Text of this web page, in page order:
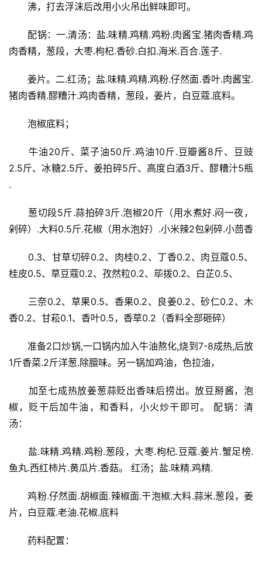
沸，打去浮沫后改用小火吊出鲜味即可。
配锅：一.清汤：盐.味精.鸡精.鸡粉.肉酱宝.猪肉香精.鸡
肉香精，葱段，大枣.枸杞.香砂.白扣.海米.百合.莲子.
姜片。二.红汤；盐.味精.鸡精.鸡粉.仔然面.香叶.肉酱宝.
猪肉香精.醪糟汁.鸡肉香精，葱段，姜片，白豆蔻.底料。
泡椒底料；
牛油20斤、菜子油50斤.鸡油10斤.豆瓣酱8斤、豆豉
2.5斤、冰糖2.5斤、姜拍碎5斤、高度白酒3斤、醪糟汁5瓶
.
葱切段5斤.蒜拍碎3斤.泡椒20斤（用水煮好.闷一夜，
剁碎）.大料0.5斤.花椒（用水泡好）.小米辣2包剁碎.小茴香
0.3、甘草切碎0.2、肉桂0.2、丁香0.2、肉豆蔻0.5、
桂皮0.5、草豆蔻0.2、孜然粒0.2、荜拨0.2、白芷0.5、
三奈0.2、草果0.5、香果0.2、良姜0.2、砂仁0.2、木
香0.2、甘菘0.1、香叶0.5，香草0.2（香料全部砸碎）
准备2口炒锅,一口锅内加入牛油熬化,烧到7-8成热,后放
1斤香菜.2斤洋葱.除膻味。另一锅加鸡油，色拉油，
加至七成热放姜葱蒜贬出香味后捞出。放豆掰酱，泡
椒，贬干后加牛油，和香料，小火炒干即可。 配锅：清
汤：
盐.味精.鸡精.鸡粉.葱段，大枣.枸杞.豆蔻.姜片.蟹足榜.
鱼丸.西红柿片.黄瓜片.香菇。 红汤；盐.味精.鸡精.
鸡粉.仔然面.胡椒面.辣椒面.干泡椒.大料.蒜米.葱段，姜
片，白豆蔻.老油.花椒.底料
药料配置：